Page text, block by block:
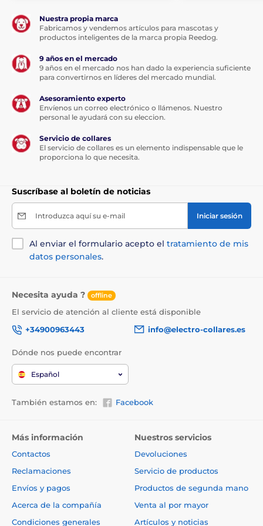
Longitud del collar
Patpet B600
negro y verde muy resistente hecho de
nailon. A tu perro no le costará llevarlo y
se sujeta bien al cuello. La longitud del collar es
ajustable de5 a 70 cm.
Patpet B600
tiene un collar muy
pesa sólo 42 gramos.
Las especificaciones técnicas pueden cambiar sin
El producto aparece en las categorías
Collares antiladrido
Para perros grandes
Poco resistente al agua
Collares para aulladores
Nuestra propia marca
Fabricamos y vendemos artículos para mascotas y
productos inteligentes de la marca propia Reedog.
9 años en el mercado
9 años en el mercado nos han dado la experiencia suficiente
para convertirnos en líderes del mercado mundial.
Asesoramiento experto
Envíenos un correo electrónico o llámenos. Nuestro
personal le ayudará con su eleccion.
Servicio de collares
El servicio de collares es un elemento indispensable que le
proporciona lo que necesita.
Suscríbase al boletín de noticias
Introduzca aquí su e-mail Iniciar sesión
Al enviar el formulario acepto el tratamiento de mis
datos personales.
Necesita ayuda ? offline
El servicio de atención al cliente está disponible
+34900963443
info@electro-collares.es
Dónde nos puede encontrar
Español
También estamos en: Facebook
Más información
Contactos
Reclamaciones
Envíos y pagos
Acerca de la compañía
Condiciones generales
Nuestros servicios
Devoluciones
Servicio de productos
Productos de segunda mano
Venta al por mayor
Artículos y noticias